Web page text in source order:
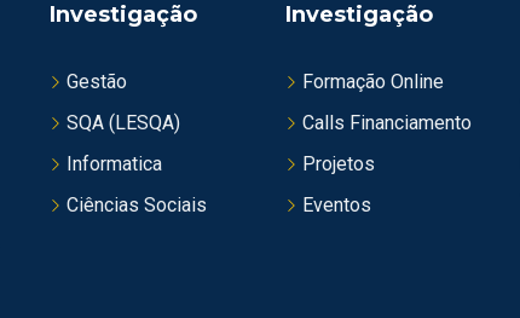
Investigação
Gestão
SQA (LESQA)
Informatica
Ciências Sociais
Investigação
Formação Online
Calls Financiamento
Projetos
Eventos